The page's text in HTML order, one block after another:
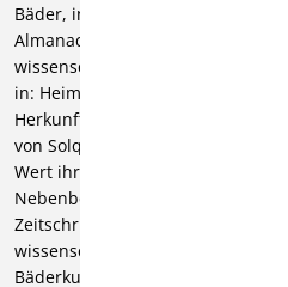
Bäder, in: Bäder-
Almanach; 40 Jahre
wissenschaftlicher Verein,
in: Heimatblätter; Über
Herkunft und Einteilung
von Solquellen und den
Wert ihrer sogenannten
Nebenbestandteile, in:
Zeitschrift für
wissenschaftliche
Bäderkunde; Über den